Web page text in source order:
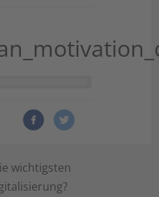
wichtigsten